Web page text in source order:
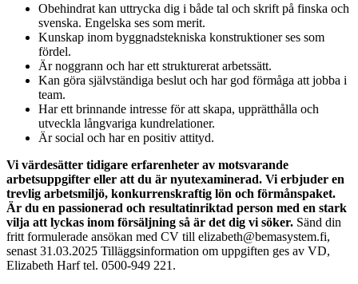
Obehindrat kan uttrycka dig i både tal och skrift på finska och
svenska. Engelska ses som merit.
Kunskap inom byggnadstekniska konstruktioner ses som
fördel.
Är noggrann och har ett strukturerat arbetssätt.
Kan göra självständiga beslut och har god förmåga att jobba i
team.
Har ett brinnande intresse för att skapa, upprätthålla och
utveckla långvariga kundrelationer.
Är social och har en positiv attityd.
Vi värdesätter tidigare erfarenheter av motsvarande
arbetsuppgifter eller att du är nyutexaminerad. Vi erbjuder en
trevlig arbetsmiljö, konkurrenskraftig lön och förmånspaket.
Är du en passionerad och resultatinriktad person med en stark
vilja att lyckas inom försäljning så är det dig vi söker. Sänd din
fritt formulerade ansökan med CV till elizabeth@bemasystem.fi,
senast 31.03.2025 Tilläggsinformation om uppgiften ges av VD,
Elizabeth Harf tel. 0500-949 221.